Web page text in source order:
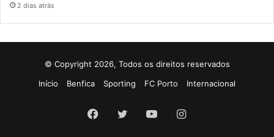
2 dias atrás
© Copyright 2026, Todos os direitos reservados
Início
Benfica Sporting FC Porto Internacional
Facebook
TwitterYouTubeInstagram